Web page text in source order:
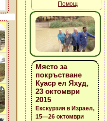
Помощ
Място за
покръстване
Куаср ел Яхуд,
23 октомври
2015
Екскурзия в Израел,
15—26 октомври